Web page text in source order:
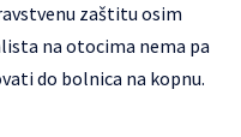
zaštitu osim
na otocima nema pa
do bolnica na kopnu.